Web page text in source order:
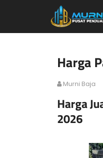
Harga
Murni Baja
Harga
2026